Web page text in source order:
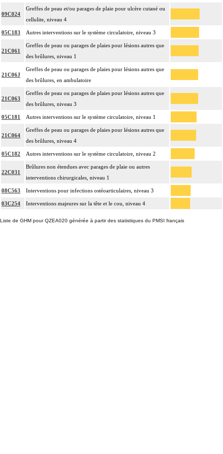
09C024
Greffes de peau et/ou parages de plaie pour ulcère cutané ou
cellulite, niveau 4
05C183 Autres interventions sur le système circulatoire, niveau 3
21C061
Greffes de peau ou parages de plaies pour lésions autres que
des brûlures, niveau 1
21C06J
Greffes de peau ou parages de plaies pour lésions autres que
des brûlures, en ambulatoire
21C063
Greffes de peau ou parages de plaies pour lésions autres que
des brûlures, niveau 3
05C181 Autres interventions sur le système circulatoire, niveau 1
21C064
Greffes de peau ou parages de plaies pour lésions autres que
des brûlures, niveau 4
05C182 Autres interventions sur le système circulatoire, niveau 2
22C031
Brûlures non étendues avec parages de plaie ou autres
interventions chirurgicales, niveau 1
08C563 Interventions pour infections ostéoarticulaires, niveau 3
03C254 Interventions majeures sur la tête et le cou, niveau 4
Liste de GHM pour QZEA020 générée à partir des statistiques du PMSI français